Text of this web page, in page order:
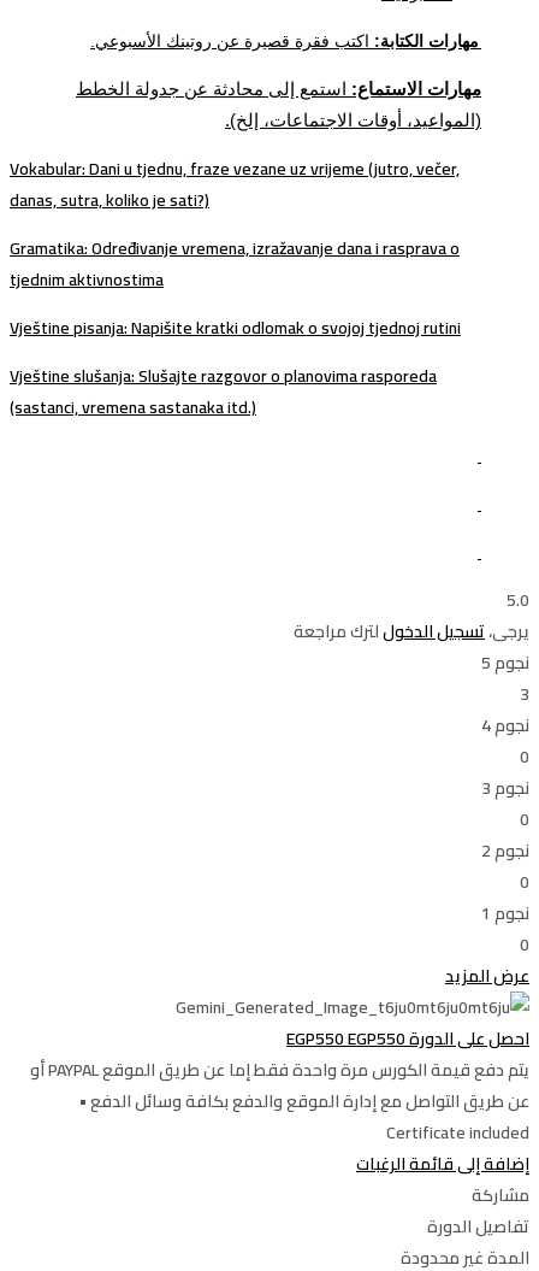
مهارات الكتابة: اكتب فقرة قصيرة عن روتينك الأسبوعي.
مهارات الاستماع:
استمع إلى محادثة عن جدولة الخطط
(المواعيد، أوقات الاجتماعات، إلخ).
Vokabular: Dani u tjednu, fraze vezane uz vrijeme (jutro, večer,
danas, sutra, koliko je sati?)
Gramatika: Određivanje vremena, izražavanje dana i rasprava o
tjednim aktivnostima
Vještine pisanja: Napišite kratki odlomak o svojoj tjednoj rutini
Vještine slušanja: Slušajte razgovor o planovima rasporeda
(sastanci, vremena sastanaka itd.)
5.0
يرجى،تسجيل الدخوللترك مراجعة
نجوم 5
3
نجوم 4
0
نجوم 3
0
نجوم 2
0
نجوم 1
0
عرض المزيد
احصل على الدورة
EGP550EGP550
يتم دفع قيمة الكورس مرة واحدة فقط إما عن طريق الموقع PAYPAL أو
عن طريق التواصل مع إدارة الموقع والدفع بكافة وسائل الدفع •
Certificate included
إضافة إلى قائمة الرغبات
مشاركة
تفاصيل الدورة
المدةغير محدودة